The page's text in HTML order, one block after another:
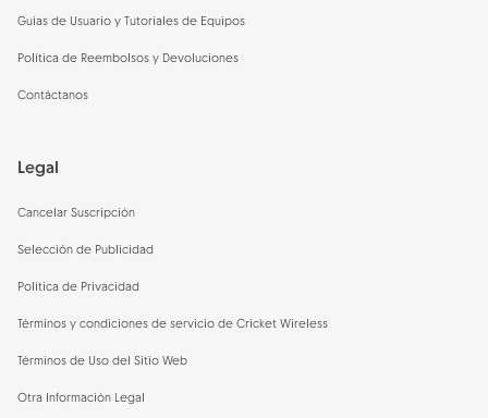
Guías de Usuario y Tutoriales de Equipos
Política de Reembolsos y Devoluciones
Contáctanos
Legal
Cancelar Suscripción
Selección de Publicidad
Política de Privacidad
Términos y condiciones de servicio de Cricket Wireless
Términos de Uso del Sitio Web
Otra Información Legal